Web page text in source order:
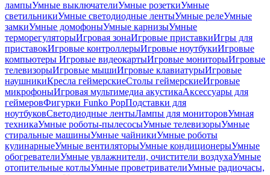
лампыУмные выключателиУмные розеткиУмные
светильникиУмные светодиодные лентыУмные релеУмные
замкиУмные домофоныУмные карнизыУмные
терморегуляторыИгровая зонаИгровые приставкиИгры для
приставокИгровые контроллерыИгровые ноутбукиИгровые
компьютеры Игровые видеокартыИгровые мониторыИгровые
телевизорыИгровые мышиИгровые клавиатурыИгровые
наушникиКресла геймерскиеСтолы геймерскиеИгровые
микрофоныИгровая мультимедиа акустикаАксессуары для
геймеровФигурки Funko PopПодставки для
ноутбуковСветодиодные лентыЛампы для мониторовУмная
техникаУмные роботы-пылесосыУмные телевизорыУмные
стиральные машиныУмные чайникиУмные роботы
кулинарныеУмные вентиляторыУмные кондиционерыУмные
обогревателиУмные увлажнители, очистители воздухаУмные
отопительные котлыУмные проветривателиУмные радиочасы,